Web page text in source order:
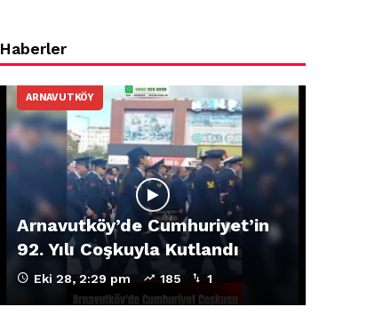
Haberler
ARNAVUTKÖY
Arnavutköy’de Cumhuriyet’in
92. Yılı Coşkuyla Kutlandı
Eki 28, 2:29 pm 185 1